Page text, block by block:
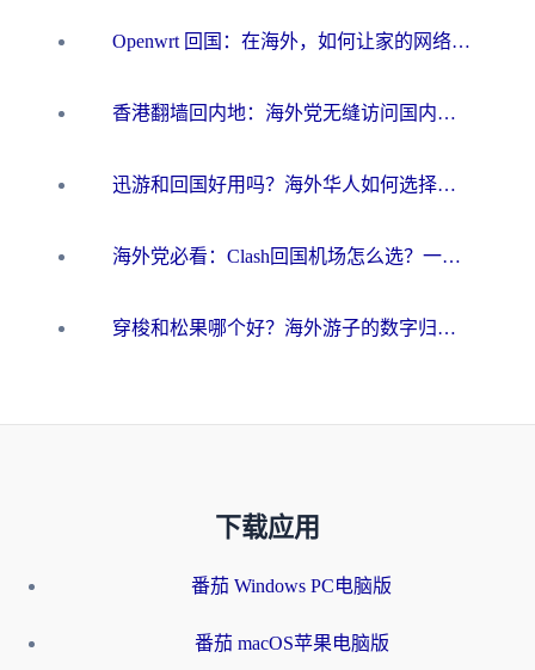
Openwrt 回国：在海外，如何让家的网络触手可及
香港翻墙回内地：海外党无缝访问国内资源的加速器选择全攻略
迅游和回国好用吗？海外华人如何选择靠谱的回国加速器
海外党必看：Clash回国机场怎么选？一篇搞定无缝访问国内资源的全攻略
穿梭和松果哪个好？海外游子的数字归乡路，到底该怎么选
下载应用
番茄 Windows PC电脑版
番茄 macOS苹果电脑版